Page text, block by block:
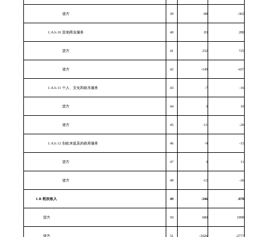
借方 39 -88 -302
1.A.b.10 其他商业服务 40 83 288
贷方 41 232 725
借方 42 -149 -437
1.A.b.11 个人、文化和娱乐服务 43 -7 -16
贷方 44 3 10
借方 45 -11 -26
1.A.b.12 别处未提及的政府服务 46 -9 -15
贷方 47 3 11
借方 48 -12 -26
1.B初次收入 49 -346 -878
贷方 50 680 1898
借方 51 -1026 -2777